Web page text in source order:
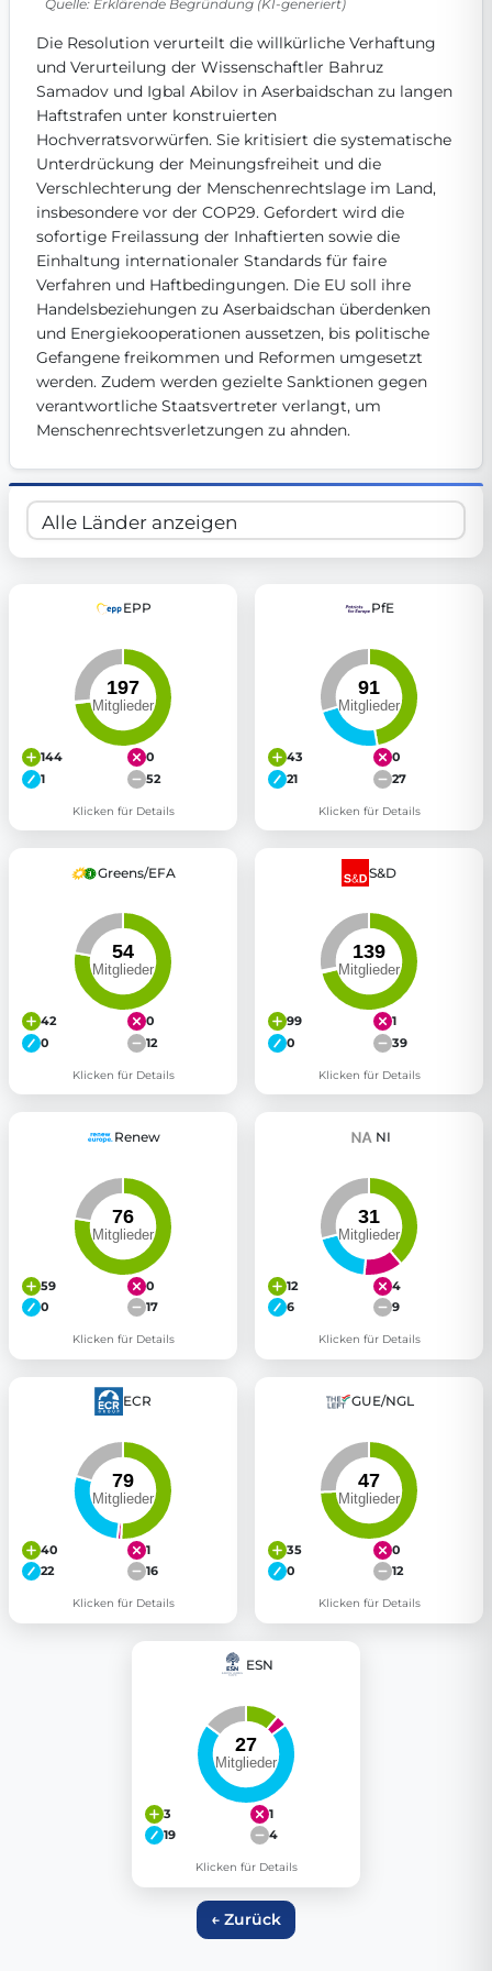
Get Involved
Become a member:Join us to advance digital democracy
Volunteer: Contribute your skills in technology, design,
Support democracy:
Help us strengthen accountability
Quelle: Erklärende Begründung (KI-generiert)
Die Resolution verurteilt die willkürliche Verhaftung
und Verurteilung der Wissenschaftler Bahruz
Samadov und Igbal Abilov in Aserbaidschan zu langen
Haftstrafen unter konstruierten
Hochverratsvorwürfen. Sie kritisiert die systematische
Unterdrückung der Meinungsfreiheit und die
Verschlechterung der Menschenrechtslage im Land,
insbesondere vor der COP29. Gefordert wird die
sofortige Freilassung der Inhaftierten sowie die
Einhaltung internationaler Standards für faire
Verfahren und Haftbedingungen. Die EU soll ihre
Handelsbeziehungen zu Aserbaidschan überdenken
und Energiekooperationen aussetzen, bis politische
Gefangene freikommen und Reformen umgesetzt
werden. Zudem werden gezielte Sanktionen gegen
verantwortliche Staatsvertreter verlangt, um
Menschenrechtsverletzungen zu ahnden.
EPP
144
0
1
52
Klicken für Details
PfE
43
0
21
27
Klicken für Details
Greens/EFA
42
0
0
12
Klicken für Details
S&D
99
1
0
39
Klicken für Details
Renew
59
0
0
17
Klicken für Details
NI
12
4
6
9
Klicken für Details
ECR
40
1
22
16
Klicken für Details
GUE/NGL
35
0
0
12
Klicken für Details
ESN
3
1
19
4
Klicken für Details
← Zurück